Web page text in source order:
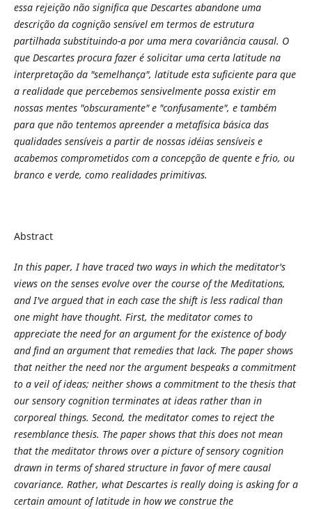
essa rejeição não significa que Descartes abandone uma
descrição da cognição sensível em termos de estrutura
partilhada substituindo-a por uma mera covariância causal. O
que Descartes procura fazer é solicitar uma certa latitude na
interpretação da "semelhança", latitude esta suficiente para que
a realidade que percebemos sensivelmente possa existir em
nossas mentes "obscuramente" e "confusamente", e também
para que não tentemos apreender a metafísica básica das
qualidades sensíveis a partir de nossas idéias sensíveis e
acabemos comprometidos com a concepção de quente e frio, ou
branco e verde, como realidades primitivas.
Abstract
In this paper, I have traced two ways in which the meditator's
views on the senses evolve over the course of the Meditations,
and I've argued that in each case the shift is less radical than
one might have thought. First, the meditator comes to
appreciate the need for an argument for the existence of body
and find an argument that remedies that lack. The paper shows
that neither the need nor the argument bespeaks a commitment
to a veil of ideas; neither shows a commitment to the thesis that
our sensory cognition terminates at ideas rather than in
corporeal things. Second, the meditator comes to reject the
resemblance thesis. The paper shows that this does not mean
that the meditator throws over a picture of sensory cognition
drawn in terms of shared structure in favor of mere causal
covariance. Rather, what Descartes is really doing is asking for a
certain amount of latitude in how we construe the